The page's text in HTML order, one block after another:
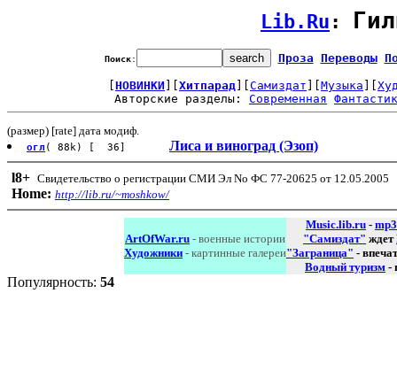
Lib.Ru :
Поиск: Проза Переводы
НОВИНКИ Хитпарад Самиздат Музыка
Авторские разделы: Современная
(размер) [rate] дата модиф.
огл ( 88k) [ 36] Лиса и виноград (Эзоп)
l8+ Свидетельство о регистрации СМИ Эл No ФС 77-20625 от 12.05.2005
Home: http://lib.ru/~moshkow/
ArtOfWar.ru - военные истории
Художники - картинные галереи
Music.lib.ru - mp3
"Самиздат" ждет
"Заграница" -
Водный туризм -
Популярность: 54